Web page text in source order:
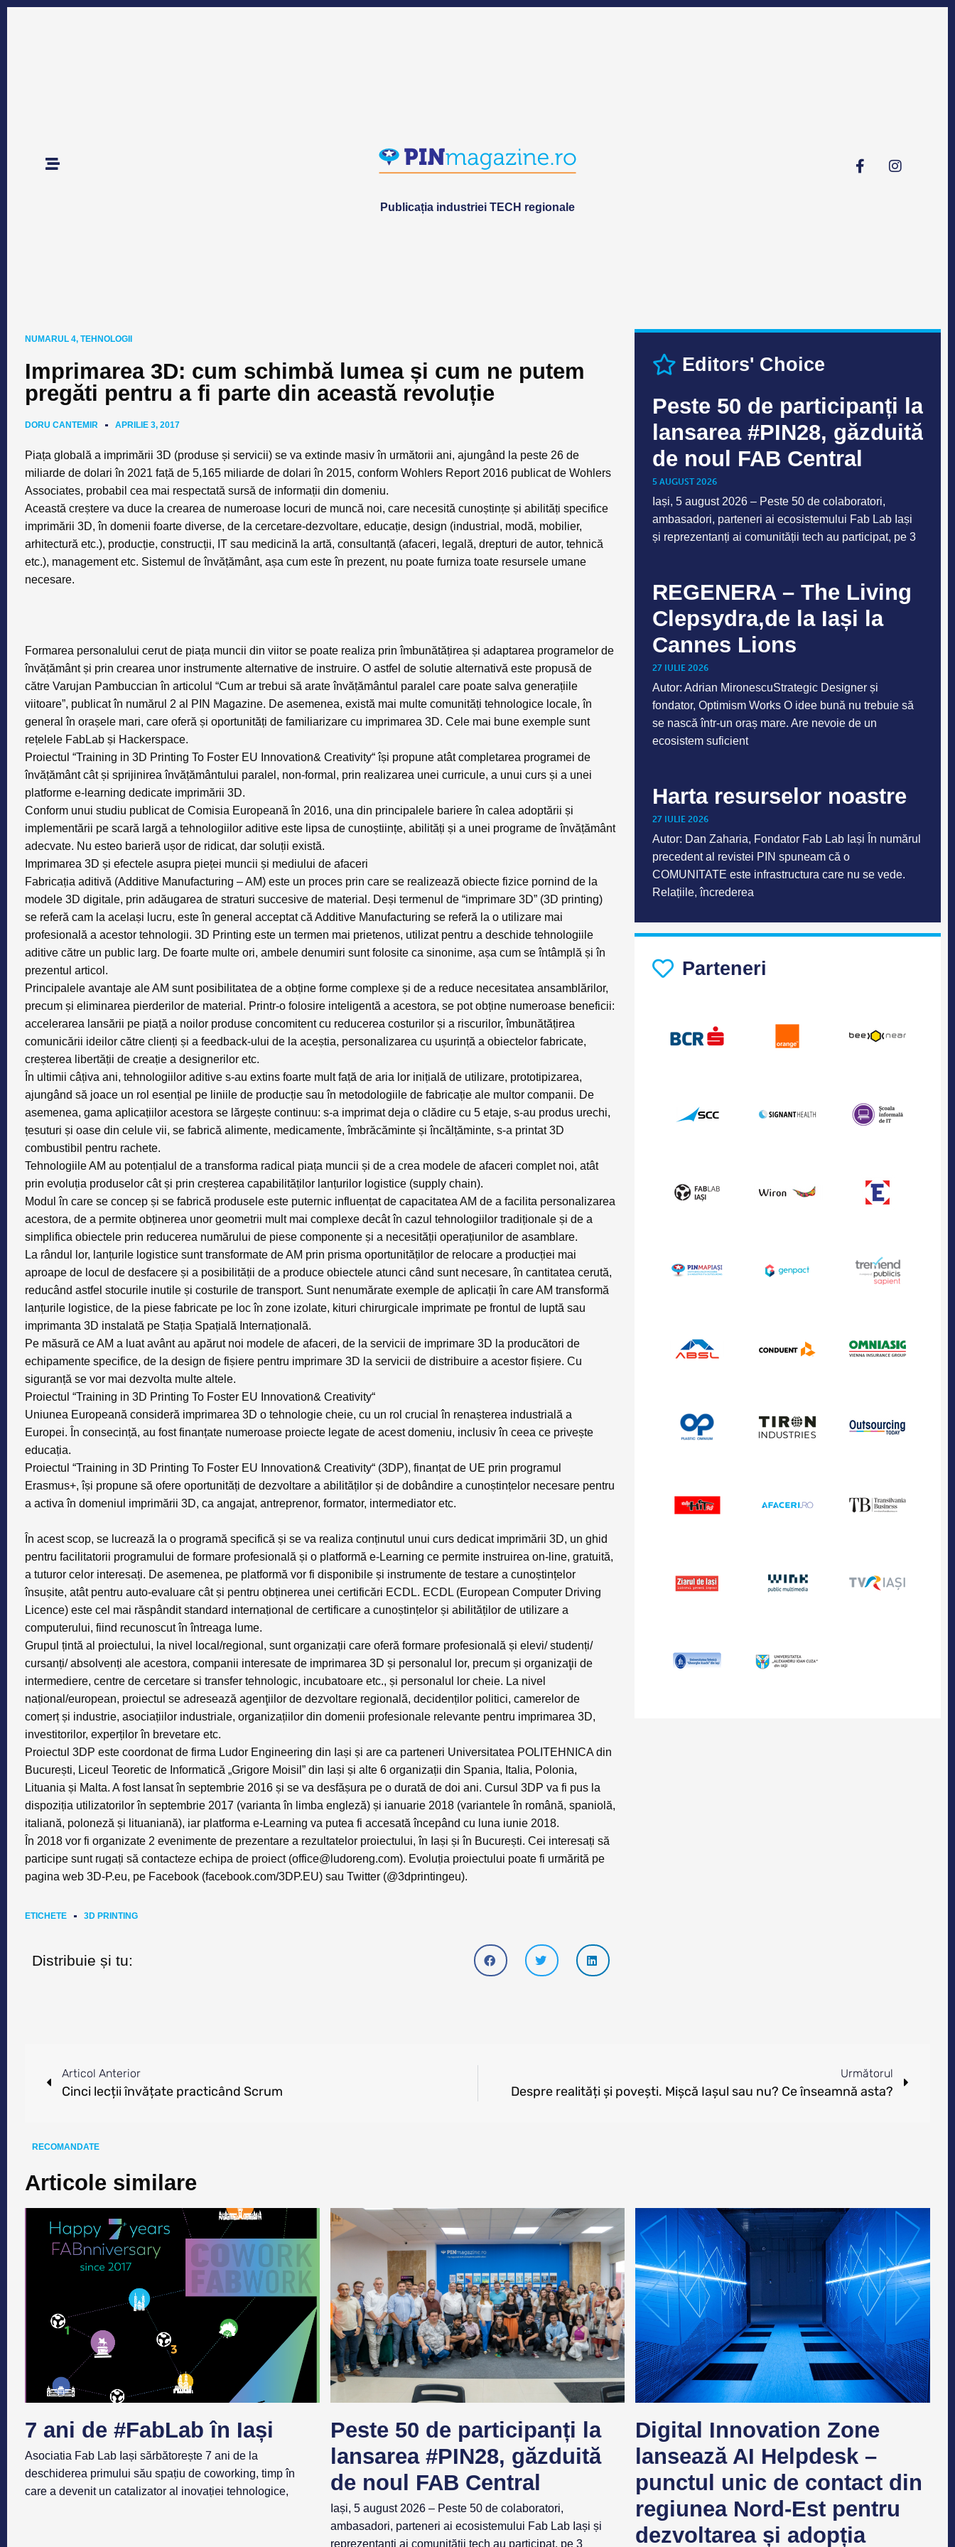
Publicația industriei TECH regionale
NUMARUL 4, TEHNOLOGII
Imprimarea 3D: cum schimbă lumea și cum ne putem
pregăti pentru a fi parte din această revoluție
DORU CANTEMIR APRILIE 3, 2017
Piața globală a imprimării 3D (produse și servicii) se va extinde masiv în următorii ani, ajungând la peste 26 de
miliarde de dolari în 2021 față de 5,165 miliarde de dolari în 2015, conform Wohlers Report 2016 publicat de Wohlers
Associates, probabil cea mai respectată sursă de informații din domeniu.
Această creștere va duce la crearea de numeroase locuri de muncă noi, care necesită cunoștințe și abilități specifice
imprimării 3D, în domenii foarte diverse, de la cercetare-dezvoltare, educație, design (industrial, modă, mobilier,
arhitectură etc.), producție, construcții, IT sau medicină la artă, consultanță (afaceri, legală, drepturi de autor, tehnică
etc.), management etc. Sistemul de învățământ, așa cum este în prezent, nu poate furniza toate resursele umane
necesare.
Formarea personalului cerut de piața muncii din viitor se poate realiza prin îmbunătățirea și adaptarea programelor de
învățământ și prin crearea unor instrumente alternative de instruire. O astfel de solutie alternativă este propusă de
către Varujan Pambuccian în articolul “Cum ar trebui să arate învățământul paralel care poate salva generațiile
viitoare”, publicat în numărul 2 al PIN Magazine. De asemenea, există mai multe comunități tehnologice locale, în
general în orașele mari, care oferă și oportunități de familiarizare cu imprimarea 3D. Cele mai bune exemple sunt
rețelele FabLab și Hackerspace.
Proiectul “Training in 3D Printing To Foster EU Innovation& Creativity“își propune atât completarea programei de
învățământ cât și sprijinirea învățământului paralel, non-formal, prin realizarea unei curricule, a unui curs și a unei
platforme e-learning dedicate imprimării 3D.
Conform unui studiu publicat de Comisia Europeană în 2016, una din principalele bariere în calea adoptării și
implementării pe scară largă a tehnologiilor aditive este lipsa de cunoștiințe, abilități și a unei programe de învățământ
adecvate. Nu esteo barieră ușor de ridicat, dar soluții există.
Imprimarea 3D și efectele asupra pieței muncii și mediului de afaceri
Fabricația aditivă (Additive Manufacturing – AM) este un proces prin care se realizează obiecte fizice pornind de la
modele 3D digitale, prin adăugarea de straturi succesive de material. Deși termenul de “imprimare 3D” (3D printing)
se referă cam la același lucru, este în general acceptat că Additive Manufacturing se referă la o utilizare mai
profesională a acestor tehnologii. 3D Printing este un termen mai prietenos, utilizat pentru a deschide tehnologiile
aditive către un public larg. De foarte multe ori, ambele denumiri sunt folosite ca sinonime, așa cum se întâmplă și în
prezentul articol.
Principalele avantaje ale AM sunt posibilitatea de a obține forme complexe și de a reduce necesitatea ansamblărilor,
precum și eliminarea pierderilor de material. Printr-o folosire inteligentă a acestora, se pot obține numeroase beneficii:
accelerarea lansării pe piață a noilor produse concomitent cu reducerea costurilor și a riscurilor, îmbunătățirea
comunicării ideilor către clienți și a feedback-ului de la aceștia, personalizarea cu ușurință a obiectelor fabricate,
creșterea libertății de creație a designerilor etc.
În ultimii câțiva ani, tehnologiilor aditive s-au extins foarte mult față de aria lor inițială de utilizare, prototipizarea,
ajungând să joace un rol esențial pe liniile de producție sau în metodologiile de fabricație ale multor companii. De
asemenea, gama aplicațiilor acestora se lărgește continuu: s-a imprimat deja o clădire cu 5 etaje, s-au produs urechi,
țesuturi și oase din celule vii, se fabrică alimente, medicamente, îmbrăcăminte și încălțăminte, s-a printat 3D
combustibil pentru rachete.
Tehnologiile AM au potențialul de a transforma radical piața muncii și de a crea modele de afaceri complet noi, atât
prin evoluția produselor cât și prin creșterea capabilităților lanțurilor logistice (supply chain).
Modul în care se concep și se fabrică produsele este puternic influențat de capacitatea AM de a facilita personalizarea
acestora, de a permite obținerea unor geometrii mult mai complexe decât în cazul tehnologiilor tradiționale și de a
simplifica obiectele prin reducerea numărului de piese componente și a necesității operațiunilor de asamblare.
La rândul lor, lanțurile logistice sunt transformate de AM prin prisma oportunităților de relocare a producției mai
aproape de locul de desfacere și a posibilității de a produce obiectele atunci când sunt necesare, în cantitatea cerută,
reducând astfel stocurile inutile și costurile de transport. Sunt nenumărate exemple de aplicații în care AM transformă
lanțurile logistice, de la piese fabricate pe loc în zone izolate, kituri chirurgicale imprimate pe frontul de luptă sau
imprimanta 3D instalată pe Stația Spațială Internațională.
Pe măsură ce AM a luat avânt au apărut noi modele de afaceri, de la servicii de imprimare 3D la producători de
echipamente specifice, de la design de fișiere pentru imprimare 3D la servicii de distribuire a acestor fișiere. Cu
siguranță se vor mai dezvolta multe altele.
Proiectul “Training in 3D Printing To Foster EU Innovation& Creativity“
Uniunea Europeană consideră imprimarea 3D o tehnologie cheie, cu un rol crucial în renașterea industrială a
Europei. În consecință, au fost finanțate numeroase proiecte legate de acest domeniu, inclusiv în ceea ce privește
educația.
Proiectul “Training in 3D Printing To Foster EU Innovation& Creativity“ (3DP), finanțat de UE prin programul
Erasmus+, își propune să ofere oportunități de dezvoltare a abilităților și de dobândire a cunoștințelor necesare pentru
a activa în domeniul imprimării 3D, ca angajat, antreprenor, formator, intermediator etc.
În acest scop, se lucrează la o programă specifică și se va realiza conținutul unui curs dedicat imprimării 3D, un ghid
pentru facilitatorii programului de formare profesională și o platformă e-Learning ce permite instruirea on-line, gratuită,
a tuturor celor interesați. De asemenea, pe platformă vor fi disponibile și instrumente de testare a cunoștințelor
însușite, atât pentru auto-evaluare cât și pentru obținerea unei certificări ECDL. ECDL (European Computer Driving
Licence) este cel mai răspândit standard internațional de certificare a cunoștințelor și abilităților de utilizare a
computerului, fiind recunoscut în întreaga lume.
Grupul țintă al proiectului, la nivel local/regional, sunt organizații care oferă formare profesională și elevi/ studenți/
cursanți/ absolvenți ale acestora, companii interesate de imprimarea 3D și personalul lor, precum și organizaţii de
intermediere, centre de cercetare si transfer tehnologic, incubatoare etc., și personalul lor cheie. La nivel
național/european, proiectul se adresează agenţiilor de dezvoltare regională, decidenților politici, camerelor de
comerț și industrie, asociațiilor industriale, organizațiilor din domenii profesionale relevante pentru imprimarea 3D,
investitorilor, experților în brevetare etc.
Proiectul 3DP este coordonat de firma Ludor Engineering din Iași și are ca parteneri Universitatea POLITEHNICA din
București, Liceul Teoretic de Informatică „Grigore Moisil” din Iași și alte 6 organizații din Spania, Italia, Polonia,
Lituania și Malta. A fost lansat în septembrie 2016 și se va desfășura pe o durată de doi ani. Cursul 3DP va fi pus la
dispoziția utilizatorilor în septembrie 2017 (varianta în limba engleză) și ianuarie 2018 (variantele în română, spaniolă,
italiană, poloneză și lituaniană), iar platforma e-Learning va putea fi accesată începând cu luna iunie 2018.
În 2018 vor fi organizate 2 evenimente de prezentare a rezultatelor proiectului, în Iași și în București. Cei interesați să
participe sunt rugați să contacteze echipa de proiect (office@ludoreng.com). Evoluția proiectului poate fi urmărită pe
pagina web 3D-P.eu, pe Facebook (facebook.com/3DP.EU) sau Twitter (@3dprintingeu).
ETICHETE 3D PRINTING
Distribuie și tu:
Editors' Choice
Peste 50 de participanți la
lansarea #PIN28, găzduită
de noul FAB Central
5 AUGUST 2026
Iași, 5 august 2026 – Peste 50 de colaboratori,
ambasadori, parteneri ai ecosistemului Fab Lab Iași
și reprezentanți ai comunității tech au participat, pe 3
REGENERA – The Living
Clepsydra,de la Iași la
Cannes Lions
27 IULIE 2026
Autor: Adrian MironescuStrategic Designer și
fondator, Optimism Works O idee bună nu trebuie să
se nască într-un oraș mare. Are nevoie de un
ecosistem suficient
Harta resurselor noastre
27 IULIE 2026
Autor: Dan Zaharia, Fondator Fab Lab Iași În numărul
precedent al revistei PIN spuneam că o
COMUNITATE este infrastructura care nu se vede.
Relațiile, încrederea
Parteneri
Articol Anterior
Cinci lecții învățate practicând Scrum
Următorul
Despre realități și povești. Mișcă Iașul sau nu? Ce înseamnă asta?
RECOMANDATE
Articole similare
7 ani de #FabLab în Iași
Asociatia Fab Lab Iași sărbătorește 7 ani de la
deschiderea primului său spațiu de coworking, timp în
care a devenit un catalizator al inovației tehnologice,
Peste 50 de participanți la
lansarea #PIN28, găzduită
de noul FAB Central
Iași, 5 august 2026 – Peste 50 de colaboratori,
ambasadori, parteneri ai ecosistemului Fab Lab Iași și
reprezentanți ai comunității tech au participat, pe 3
Digital Innovation Zone
lansează AI Helpdesk –
punctul unic de contact din
regiunea Nord-Est pentru
dezvoltarea și adopția